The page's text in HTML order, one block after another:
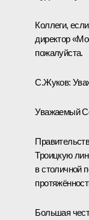
Коллеги,
директор
пожалуйста.
С.Жуков:
Уважаемый
Троицкую
в столичной
Большая